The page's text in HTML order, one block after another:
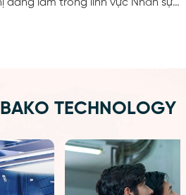
đang làm trong lĩnh vực Nhân sự,
tại các doanh nghiệp sản
TECHNOLOGY